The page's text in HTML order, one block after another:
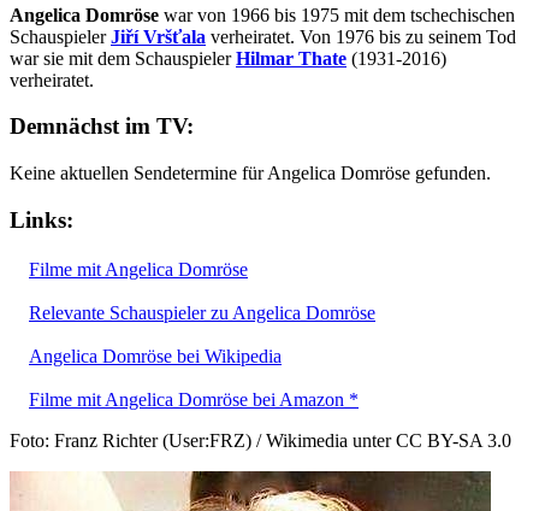
Angelica Domröse war von 1966 bis 1975 mit dem tschechischen
SchauspielerJiří Vršťala verheiratet. Von 1976 bis zu seinem Tod
war sie mit dem SchauspielerHilmar Thate (1931-2016)
verheiratet.
Demnächst im TV:
Keine aktuellen Sendetermine für Angelica Domröse gefunden.
Links:
Filme mit Angelica Domröse
Relevante Schauspieler zu Angelica Domröse
Angelica Domröse bei Wikipedia
Filme mit Angelica Domröse bei Amazon *
Foto: Franz Richter (User:FRZ) / Wikimedia unter CC BY-SA 3.0